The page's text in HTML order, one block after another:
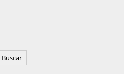
Buscar